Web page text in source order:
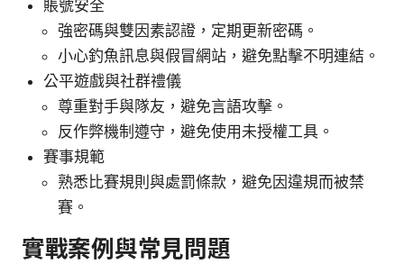
賬號安全
強密碼與雙因素認證，定期更新密碼。
小心釣魚訊息與假冒網站，避免點擊不明連結。
公平遊戲與社群禮儀
尊重對手與隊友，避免言語攻擊。
反作弊機制遵守，避免使用未授權工具。
賽事規範
熟悉比賽規則與處罰條款，避免因違規而被禁
賽。
實戰案例與常見問題